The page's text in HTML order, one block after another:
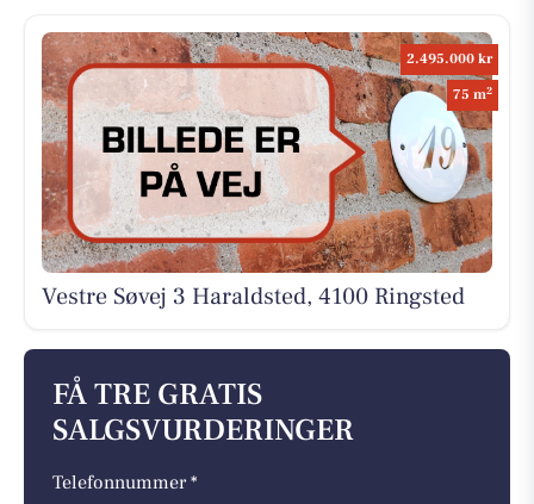
2.495.000 kr
75 m2
Vestre Søvej 3 Haraldsted, 4100 Ringsted
FÅ TRE GRATIS
SALGSVURDERINGER
Telefonnummer *